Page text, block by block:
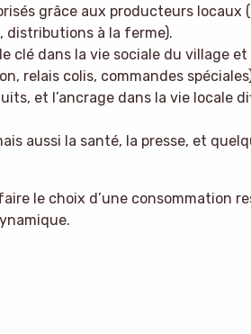
grâce aux producteurs locaux
distributions à la ferme).
clé dans la vie sociale du village
relais colis, commandes
et l’ancrage dans la vie locale
aussi la santé, la presse, et
le choix d’une consommation